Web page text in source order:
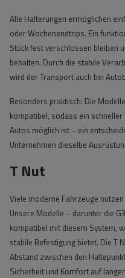
Alle Halterungen ermöglichen
oder Wochenendtrips. Ein
Stück fest verschlossen bleiben
behalten. Durch die stabile
wird der Transport auch bei
Besonders praktisch: Die
kompatibel, sodass ein
Autos möglich ist – ein
Unternehmen dieselbe
T Nut
Viele moderne Fahrzeuge
Unsere Modelle – darunter die
kompatibel mit diesem System,
stabile Befestigung bietet. Die T
Abstand zwischen den
Sicherheit und Komfort auf